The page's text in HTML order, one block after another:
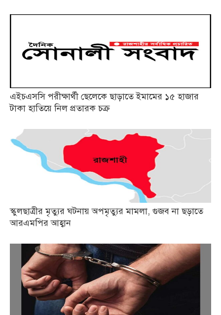
এইচএসসি পরীক্ষার্থী ছেলেকে ছাড়াতে ইমামের ১৫ হাজার
টাকা হাতিয়ে নিল প্রতারক চক্র
স্কুলছাত্রীর মৃত্যুর ঘটনায় অপমৃত্যুর মামলা, গুজব না ছড়াতে
আরএমপির আহ্বান